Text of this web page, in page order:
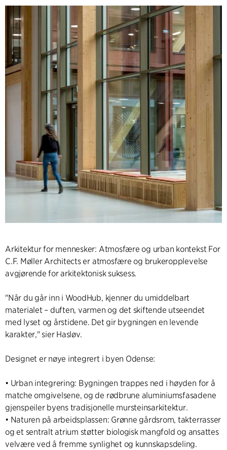
Arkitektur for mennesker: Atmosfære og urban kontekst For
C.F. Møller Architects er atmosfære og brukeropplevelse
avgjørende for arkitektonisk suksess.
"Når du går inn i WoodHub, kjenner du umiddelbart
materialet – duften, varmen og det skiftende utseendet
med lyset og årstidene. Det gir bygningen en levende
karakter," sier Hasløv.
Designet er nøye integrert i byen Odense:
• Urban integrering: Bygningen trappes ned i høyden for å
matche omgivelsene, og de rødbrune aluminiumsfasadene
gjenspeiler byens tradisjonelle mursteinsarkitektur.
• Naturen på arbeidsplassen: Grønne gårdsrom, takterrasser
og et sentralt atrium støtter biologisk mangfold og ansattes
velvære ved å fremme synlighet og kunnskapsdeling.